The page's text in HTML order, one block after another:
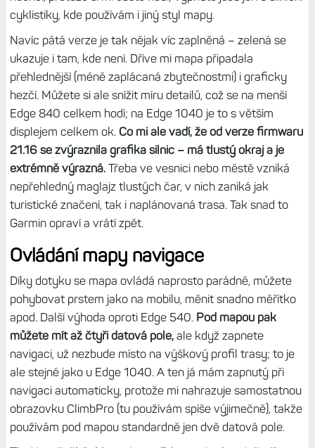
Nepřehlédněte:
Jak spravovat mapy přímo v hodinkách a
z aplikace Express v počítači (návod)
S navigací dostanete ičeskou mapu Topo Czech verze 5
bez které si ježdění nedokážu představit. Ta se instaluje
rovněž přes aplikaci Express, a to pomocí dodaného kódu.
Ten je pak pevně svázán s konkrétní navigací. Od jisté
doby se ale změnil grafický styl mapy, nyní je lesní zelená
spíše tyrkysová a jsou hodně výrazné vrstevnice, takže to
často mate – pletu si je s cestami. Ale vypínat je zase
nechci, protože si mi často hodí; vypnuté jsou jen u silniční
cyklistiky, kde používám i jiný styl mapy.
Navíc pátá verze je tak nějak víc zaplněná – zelená se
přehlednější (méně zaplácaná zbytečnostmi) i graficky
hezčí. Můžete si ale snížit míru detailů, což se na menší
Edge 840 celkem hodí; na Edge 1040 je to s větším
displejem celkem ok.Co mi ale vadí, že od verze firmwaru
21.16 se zvýraznila grafika silnic – má tlustý okraj a je
extrémně výrazná.Třeba ve vesnici nebo městě vzniká
nepřehledný maglajz tlustých čar, v nich zaniká jak
turistické značení, tak i naplánovaná trasa. Tak snad to
Garmin opraví a vrátí zpět.
Ovládání mapy navigace